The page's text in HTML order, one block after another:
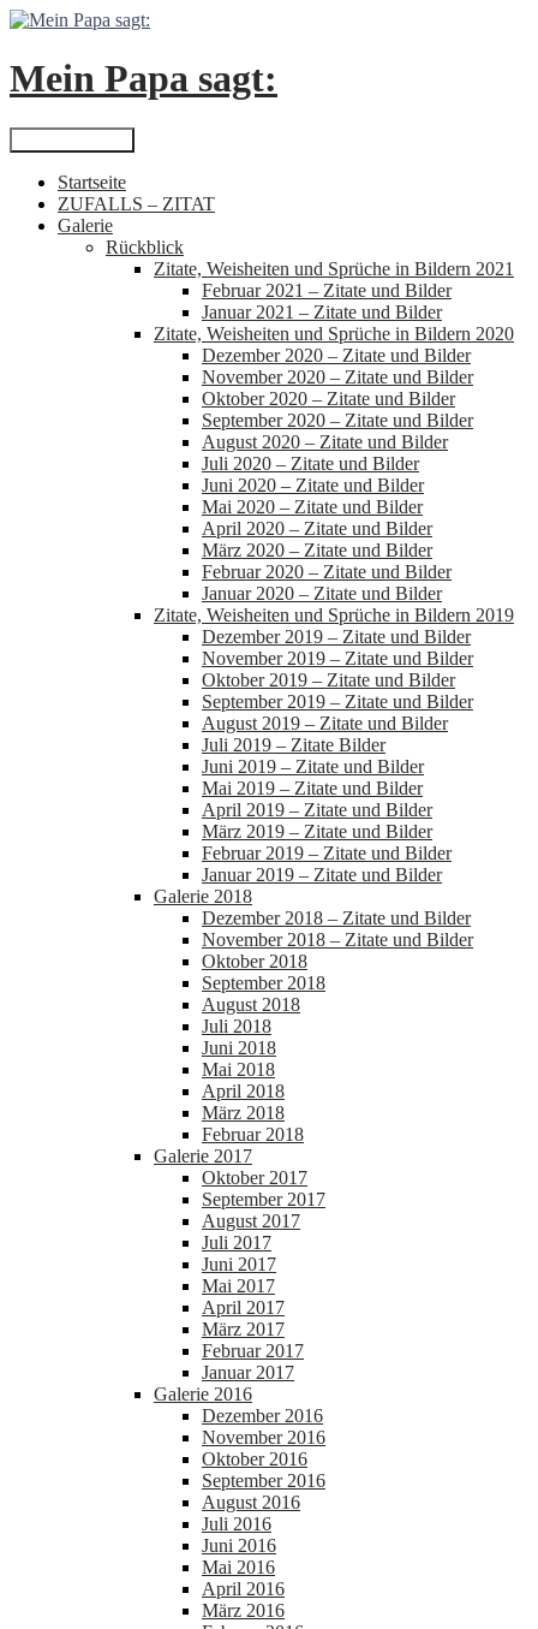
Zum
springen
Mein Papa sagt:
Suchen
Startseite
ZUFALLS – ZITAT
Galerie
Rückblick
Zitate, Weisheiten und Sprüche in Bildern 2021
Februar 2021 – Zitate und Bilder
Januar 2021 – Zitate und Bilder
Zitate, Weisheiten und Sprüche in Bildern 2020
Dezember 2020 – Zitate und Bilder
November 2020 – Zitate und Bilder
Oktober 2020 – Zitate und Bilder
September 2020 – Zitate und Bilder
August 2020 – Zitate und Bilder
Juli 2020 – Zitate und Bilder
Juni 2020 – Zitate und Bilder
Mai 2020 – Zitate und Bilder
April 2020 – Zitate und Bilder
März 2020 – Zitate und Bilder
Februar 2020 – Zitate und Bilder
Januar 2020 – Zitate und Bilder
Zitate, Weisheiten und Sprüche in Bildern 2019
Dezember 2019 – Zitate und Bilder
November 2019 – Zitate und Bilder
Oktober 2019 – Zitate und Bilder
September 2019 – Zitate und Bilder
August 2019 – Zitate und Bilder
Juli 2019 – Zitate Bilder
Juni 2019 – Zitate und Bilder
Mai 2019 – Zitate und Bilder
April 2019 – Zitate und Bilder
März 2019 – Zitate und Bilder
Februar 2019 – Zitate und Bilder
Januar 2019 – Zitate und Bilder
Galerie 2018
Dezember 2018 – Zitate und Bilder
November 2018 – Zitate und Bilder
Oktober 2018
September 2018
August 2018
Juli 2018
Juni 2018
Mai 2018
April 2018
März 2018
Februar 2018
Galerie 2017
Oktober 2017
September 2017
August 2017
Juli 2017
Juni 2017
Mai 2017
April 2017
März 2017
Februar 2017
Januar 2017
Galerie 2016
Dezember 2016
November 2016
Oktober 2016
September 2016
August 2016
Juli 2016
Juni 2016
Mai 2016
April 2016
März 2016